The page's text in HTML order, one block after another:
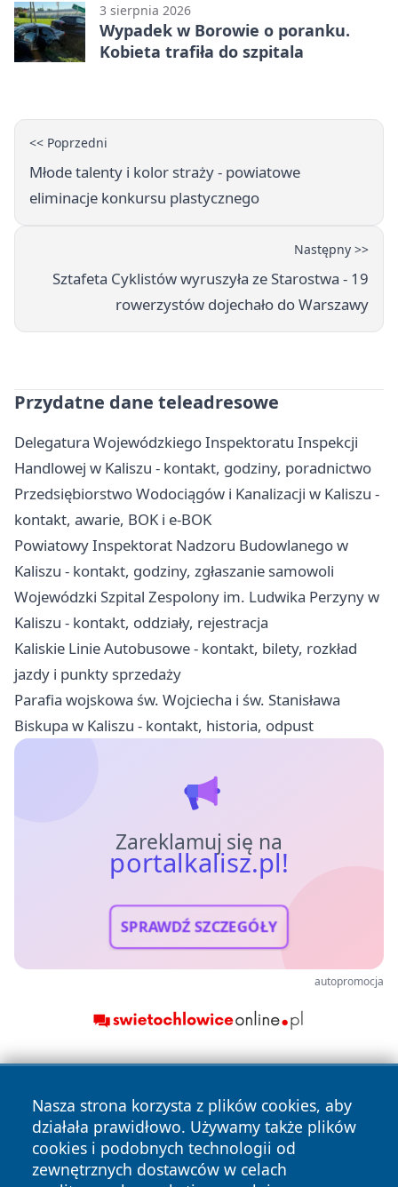
3 sierpnia 2026
Wypadek w Borowie o poranku.
Kobieta trafiła do szpitala
<< Poprzedni
Młode talenty i kolor straży - powiatowe
eliminacje konkursu plastycznego
Następny >>
Sztafeta Cyklistów wyruszyła ze Starostwa - 19
rowerzystów dojechało do Warszawy
Przydatne dane teleadresowe
Delegatura Wojewódzkiego Inspektoratu Inspekcji
Handlowej w Kaliszu - kontakt, godziny, poradnictwo
Przedsiębiorstwo Wodociągów i Kanalizacji w Kaliszu -
kontakt, awarie, BOK i e-BOK
Powiatowy Inspektorat Nadzoru Budowlanego w
Kaliszu - kontakt, godziny, zgłaszanie samowoli
Wojewódzki Szpital Zespolony im. Ludwika Perzyny w
Kaliszu - kontakt, oddziały, rejestracja
Kaliskie Linie Autobusowe - kontakt, bilety, rozkład
jazdy i punkty sprzedaży
Parafia wojskowa św. Wojciecha i św. Stanisława
Biskupa w Kaliszu - kontakt, historia, odpust
Zareklamuj się na
portalkalisz.pl!
SPRAWDŹ SZCZEGÓŁY
autopromocja
Nasza strona korzysta z plików cookies, aby
działała prawidłowo. Używamy także plików
cookies i podobnych technologii od
zewnętrznych dostawców w celach
Copyright © 2026 portalkalisz.pl Wszystkie prawa